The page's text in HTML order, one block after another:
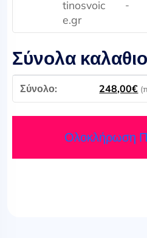
tinosvoic
e.gr
-
Σύνολα
248,00€
Ολοκλήρωση